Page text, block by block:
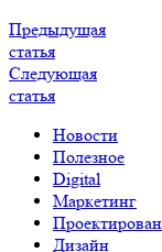
Маркетинг
Проектирование
Дизайн
Разработка
SMM
SEO
Реклама
Популярное